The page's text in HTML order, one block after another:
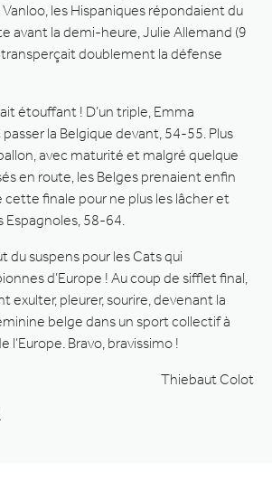
les Hispaniques répondaient du
avant la demi-heure, Julie Allemand (9
doublement la défense
étouffant ! D’un triple, Emma
la Belgique devant, 54-55. Plus
avec maturité et malgré quelque
en route, les Belges prenaient enfin
finale pour ne plus les lâcher et
Espagnoles, 58-64.
du suspens pour les Cats qui
d’Europe ! Au coup de sifflet final,
exulter, pleurer, sourire, devenant la
belge dans un sport collectif à
l’Europe. Bravo, bravissimo !
Thiebaut Colot